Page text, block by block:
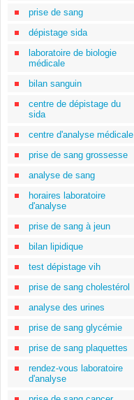
prise de sang
dépistage sida
laboratoire de biologie
médicale
bilan sanguin
centre de dépistage du
sida
centre d'analyse médicale
prise de sang grossesse
analyse de sang
horaires laboratoire
d'analyse
prise de sang à jeun
bilan lipidique
test dépistage vih
prise de sang cholestérol
analyse des urines
prise de sang glycémie
prise de sang plaquettes
rendez-vous laboratoire
d'analyse